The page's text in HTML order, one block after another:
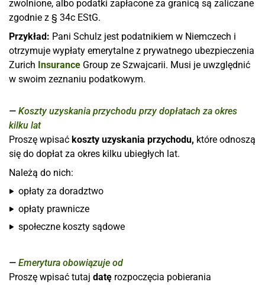
zwolnione, albo podatki zapłacone za granicą są zaliczane
zgodnie z § 34c EStG.
Przykład: Pani Schulz jest podatnikiem w Niemczech i
otrzymuje wypłaty emerytalne z prywatnego ubezpieczenia
Zurich Insurance Group ze Szwajcarii. Musi je uwzględnić
w swoim zeznaniu podatkowym.
Koszty uzyskania przychodu przy dopłatach za okres
kilku lat
Proszę wpisać koszty uzyskania przychodu, które odnoszą
się do dopłat za okres kilku ubiegłych lat.
Należą do nich:
opłaty za doradztwo
opłaty prawnicze
społeczne koszty sądowe
Emerytura obowiązuje od
Proszę wpisać tutaj datę rozpoczęcia pobierania